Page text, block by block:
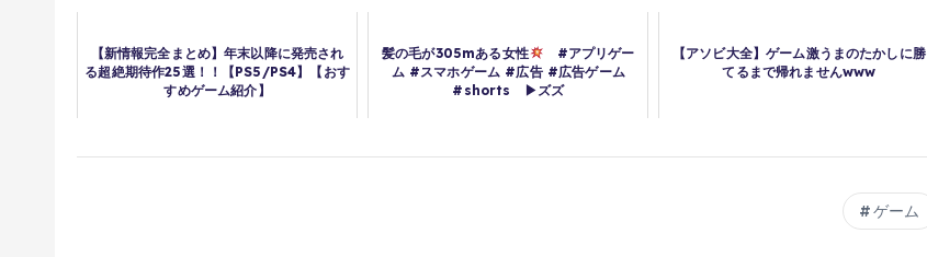
【新情報完全まとめ】年末以降に発売され
る超絶期待作25選！！【PS5/PS4】【おす
すめゲーム紹介】
髪の毛が305mある女性
#アプリゲー
ム #スマホゲーム #広告 #広告ゲーム
#shorts ▶ズズ
【アソビ大全】ゲーム激うまのたかしに勝
てるまで帰れませんwww
ゲーム